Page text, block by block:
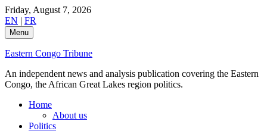
Skip
to
content
Friday, August 7, 2026
EN | FR
Menu
Eastern Congo Tribune
An independent news and analysis publication covering the Eastern
Congo, the African Great Lakes region politics.
Home
About us
Politics